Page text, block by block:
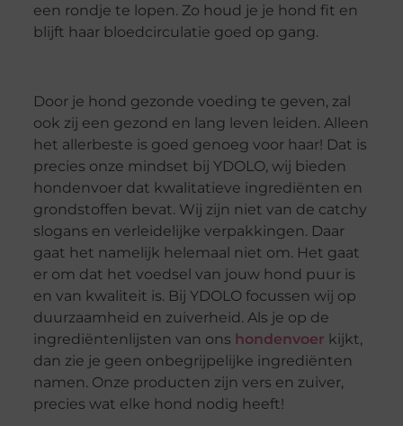
een rondje te lopen. Zo houd je je hond fit en
blijft haar bloedcirculatie goed op gang.
Door je hond gezonde voeding te geven, zal
ook zij een gezond en lang leven leiden. Alleen
het allerbeste is goed genoeg voor haar! Dat is
precies onze mindset bij YDOLO, wij bieden
hondenvoer dat kwalitatieve ingrediënten en
grondstoffen bevat. Wij zijn niet van de catchy
slogans en verleidelijke verpakkingen. Daar
gaat het namelijk helemaal niet om. Het gaat
er om dat het voedsel van jouw hond puur is
en van kwaliteit is. Bij YDOLO focussen wij op
duurzaamheid en zuiverheid. Als je op de
ingrediëntenlijsten van ons hondenvoer kijkt,
dan zie je geen onbegrijpelijke ingrediënten
namen. Onze producten zijn vers en zuiver,
precies wat elke hond nodig heeft!